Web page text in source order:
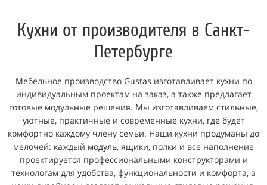
Кухни от производителя в Санкт-
Петербурге
Мебельное производство Gustas изготавливает кухни по
индивидуальным проектам на заказ, а также предлагает
готовые модульные решения. Мы изготавливаем стильные,
уютные, практичные и современные кухни, где будет
комфортно каждому члену семьи. Наши кухни продуманы до
мелочей: каждый модуль, ящики, полки и все наполнение
проектируется профессиональными конструкторами и
технологам для удобства, функциональности и комфорта, а